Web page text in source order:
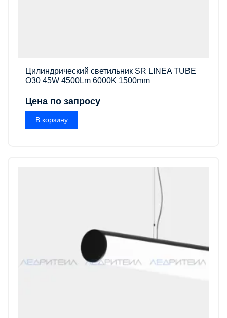
Цилиндрический светильник SR LINEA TUBE
O30 45W 4500Lm 6000K 1500mm
Цена по запросу
В корзину